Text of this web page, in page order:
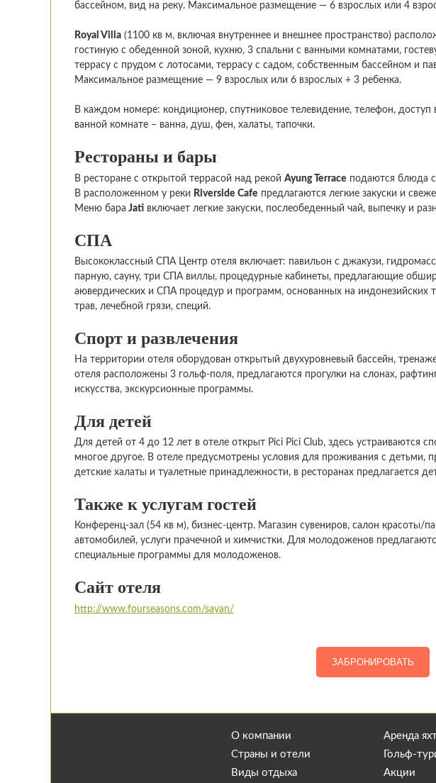
бассейном, вид на реку. Максимальное размещение — 6 взрослых или 4
Royal Villa (1100 кв м, включая внутреннее и внешнее пространство)
гостиную с обеденной зоной, кухню, 3 спальни с ванными комнатами,
террасу с прудом с лотосами, террасу с садом, собственным бассейном и
Максимальное размещение — 9 взрослых или 6 взрослых + 3 ребенка.
В каждом номере: кондиционер, спутниковое телевидение, телефон,
ванной комнате – ванна, душ, фен, халаты, тапочки.
Рестораны и бары
В ресторане с открытой террасой над рекой Ayung Terrace подаются блюда
В расположенном у реки Riverside Cafe предлагаются легкие закуски и
Меню бара Jati включает легкие закуски, послеобеденный чай, выпечку и
СПА
Высококлассный СПА Центр отеля включает: павильон с джакузи,
парную, сауну, три СПА виллы, процедурные кабинеты, предлагающие
аювердических и СПА процедур и программ, основанных на индонезийских
трав, лечебной грязи, специй.
Спорт и развлечения
На территории отеля оборудован открытый двухуровневый бассейн,
отеля расположены 3 гольф-поля, предлагаются прогулки на слонах,
искусства, экскурсионные программы.
Для детей
Для детей от 4 до 12 лет в отеле открыт Pici Pici Club, здесь устраиваются
многое другое. В отеле предусмотрены условия для проживания с детьми,
детские халаты и туалетные принадлежности, в ресторанах предлагается
Также к услугам гостей
Конференц-зал (54 кв м), бизнес-центр. Магазин сувениров, салон красоты/
автомобилей, услуги прачечной и химчистки. Для молодоженов
специальные программы для молодоженов.
Сайт отеля
http://www.fourseasons.com/sayan/
ЗАБРОНИРОВАТЬ
О компании
Страны и отели
Виды отдыха
Аренда
Гольф-
Акции